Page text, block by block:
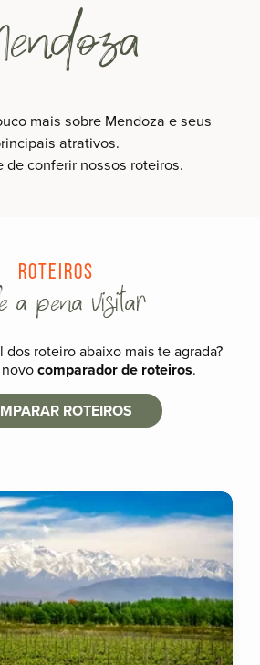
mais sobre Mendoza e seus
atrativos.
de conferir nossos roteiros.
Roteiros
a pena visitar
dos roteiro abaixo mais te agrada?
comparador de roteiros.
ROTEIROS